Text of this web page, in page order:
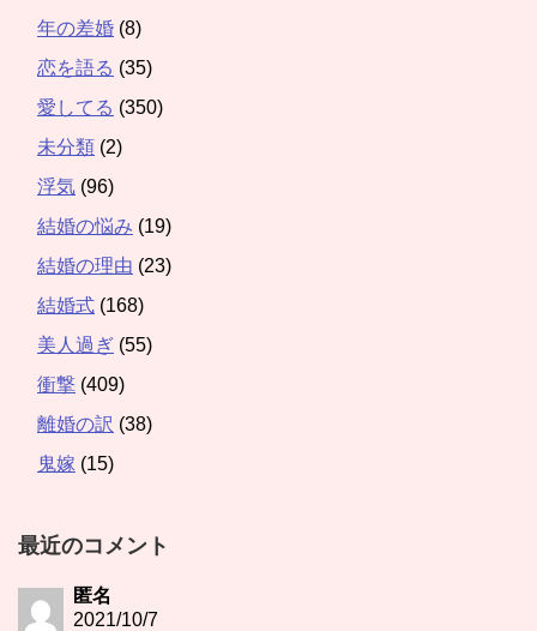
年の差婚 (8)
恋を語る (35)
愛してる (350)
未分類 (2)
浮気 (96)
結婚の悩み (19)
結婚の理由 (23)
結婚式 (168)
美人過ぎ (55)
衝撃 (409)
離婚の訳 (38)
鬼嫁 (15)
最近のコメント
匿名
2021/10/7